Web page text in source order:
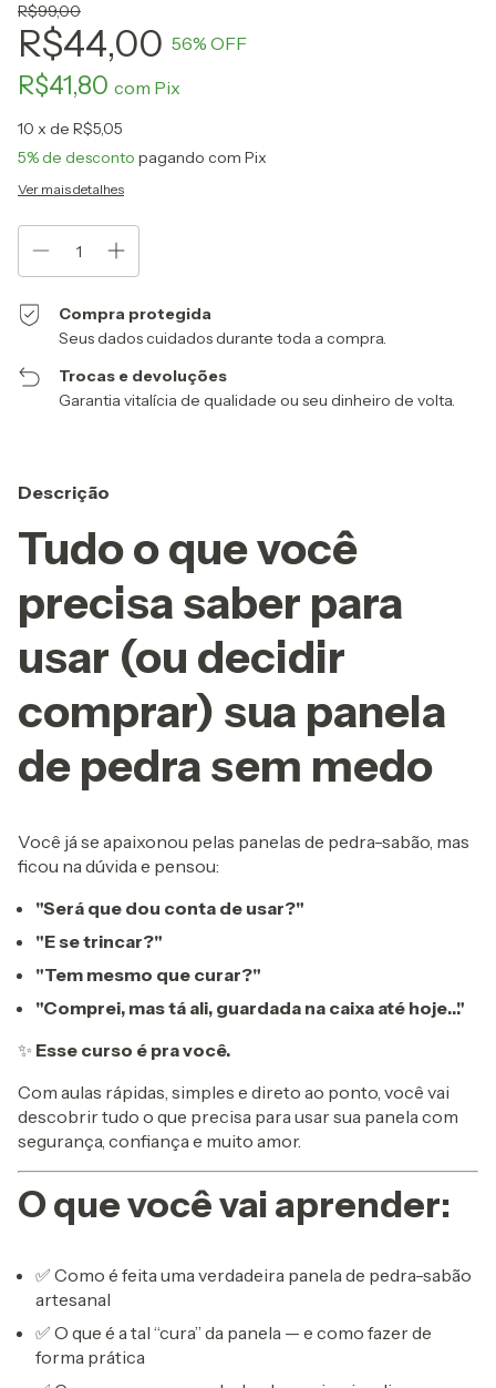
R$99,00
R$44,00 56% OFF
R$41,80 com Pix
10 x de R$5,05
5% de desconto pagando com Pix
Ver mais detalhes
Compra protegida
Seus dados cuidados durante toda a compra.
Trocas e devoluções
Garantia vitalícia de qualidade ou seu dinheiro de volta.
Descrição
Tudo o que você
precisa saber para
usar (ou decidir
comprar) sua panela
de pedra sem medo
Você já se apaixonou pelas panelas de pedra-sabão, mas
ficou na dúvida e pensou:
"Será que dou conta de usar?"
"E se trincar?"
"Tem mesmo que curar?"
"Comprei, mas tá ali, guardada na caixa até hoje…"
✨ Esse curso é pra você.
Com aulas rápidas, simples e direto ao ponto, você vai
descobrir tudo o que precisa para usar sua panela com
segurança, confiança e muito amor.
O que você vai aprender:
✅ Como é feita uma verdadeira panela de pedra-sabão
artesanal
✅ O que é a tal “cura” da panela — e como fazer de
forma prática